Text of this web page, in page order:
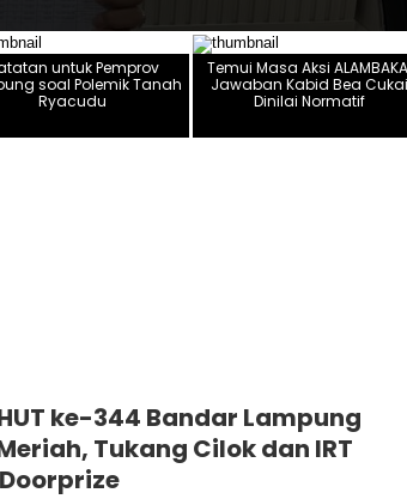
untuk Pemprov
soal Polemik Tanah
Ryacudu
Temui Masa Aksi
Jawaban Kabid Bea Cukai
Dinilai Normatif
ke-344 Bandar Lampung
Tukang Cilok dan IRT